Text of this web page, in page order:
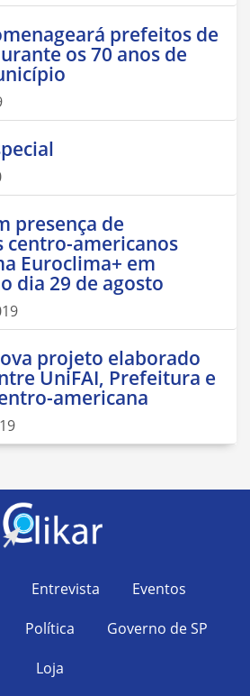
prefeitos de
os 70 anos de
presença de
centro-americanos
Euroclima+ em
dia 29 de agosto
projeto elaborado
UniFAI, Prefeitura e
americana
Entrevista
Eventos
Política
Governo de SP
Loja